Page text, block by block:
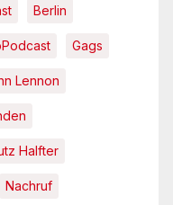
Berlin
Gags
Lennon
Halfter
Nachruf